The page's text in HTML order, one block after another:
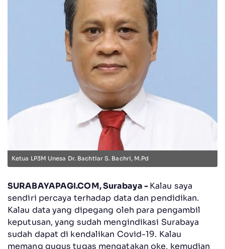
Ketua LP3M Unesa Dr. Bachtiar S. Bachri, M.Pd
SURABAYAPAGI.COM, Surabaya -Kalau saya
sendiri percaya terhadap data dan pendidikan.
Kalau data yang dipegang oleh para pengambil
keputusan, yang sudah mengindikasi Surabaya
sudah dapat di kendalikan Covid-19. Kalau
memang gugus tugas mengatakan oke, kemudian